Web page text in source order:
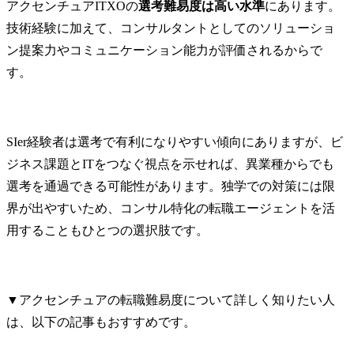
アクセンチュアITXOの選考難易度は高い水準にあります。
技術経験に加えて、コンサルタントとしてのソリューショ
ン提案力やコミュニケーション能力が評価されるからで
す。
SIer経験者は選考で有利になりやすい傾向にありますが、ビ
ジネス課題とITをつなぐ視点を示せれば、異業種からでも
選考を通過できる可能性があります。独学での対策には限
界が出やすいため、コンサル特化の転職エージェントを活
用することもひとつの選択肢です。
▼アクセンチュアの転職難易度について詳しく知りたい人
は、以下の記事もおすすめです。